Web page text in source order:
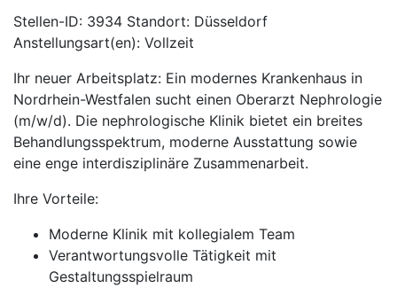
Stellen-ID: 3934 Standort: Düsseldorf
Anstellungsart(en): Vollzeit
Ihr neuer Arbeitsplatz: Ein modernes Krankenhaus in
Nordrhein-Westfalen sucht einen Oberarzt Nephrologie
(m/w/d). Die nephrologische Klinik bietet ein breites
Behandlungsspektrum, moderne Ausstattung sowie
eine enge interdisziplinäre Zusammenarbeit.
Ihre Vorteile:
Moderne Klinik mit kollegialem Team
Verantwortungsvolle Tätigkeit mit
Gestaltungsspielraum